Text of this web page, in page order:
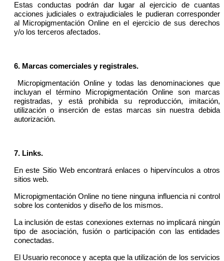
Estas conductas podrán dar lugar al ejercicio de cuantas
acciones judiciales o extrajudiciales le pudieran corresponder
al Micropigmentación Online en el ejercicio de sus derechos
y/o los terceros afectados.
6. Marcas comerciales y registrales.
Micropigmentación Online y todas las denominaciones que
incluyan el término Micropigmentación Online son marcas
registradas, y está prohibida su reproducción, imitación,
utilización o inserción de estas marcas sin nuestra debida
autorización.
7. Links.
En este Sitio Web encontrará enlaces o hipervínculos a otros
sitios web.
Micropigmentación Online no tiene ninguna influencia ni control
sobre los contenidos y diseño de los mismos.
La inclusión de estas conexiones externas no implicará ningún
tipo de asociación, fusión o participación con las entidades
conectadas.
El Usuario reconoce y acepta que la utilización de los servicios